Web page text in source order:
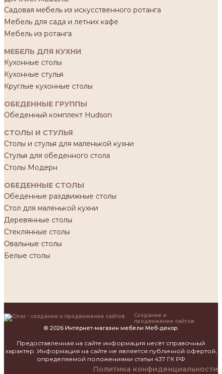
Садовая мебель из искусственного ротанга
Мебель для сада и летних кафе
Мебель из ротанга
МЕБЕЛЬ ДЛЯ КУХНИ
Кухонные столы
Кухонные стулья
Круглые кухонные столы
ОБЕДЕННЫЕ ГРУППЫ
Обеденный комплект Hudson
СТОЛЫ И СТУЛЬЯ
Столы и стулья для маленькой кухни
Стулья для обеденного стола
Столы Модерн
ОБЕДЕННЫЕ СТОЛЫ
Обеденные раздвижные столы
Стол для маленькой кухни
Деревянные столы
Стеклянные столы
Овальные столы
Белые столы
Создание и
продвижение сайтов
© 2026 Интернет-магазин мебели Меб-декор.
Предоставленная на сайте информация несёт справочный
характер. Информация на сайте не является публичной офертой,
определяемой положениями статьи 437 ГК РФ
Политика конфиденциальности